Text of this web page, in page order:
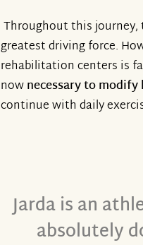
Throughout this journey,
greatest driving force.
rehabilitation centers is
nownecessary to
continue with daily
Jarda is an
absolutely